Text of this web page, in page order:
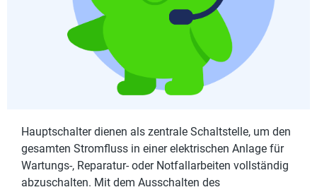
Hauptschalter dienen als zentrale Schaltstelle, um den
gesamten Stromfluss in einer elektrischen Anlage für
Wartungs-, Reparatur- oder Notfallarbeiten vollständig
abzuschalten. Mit dem Ausschalten des